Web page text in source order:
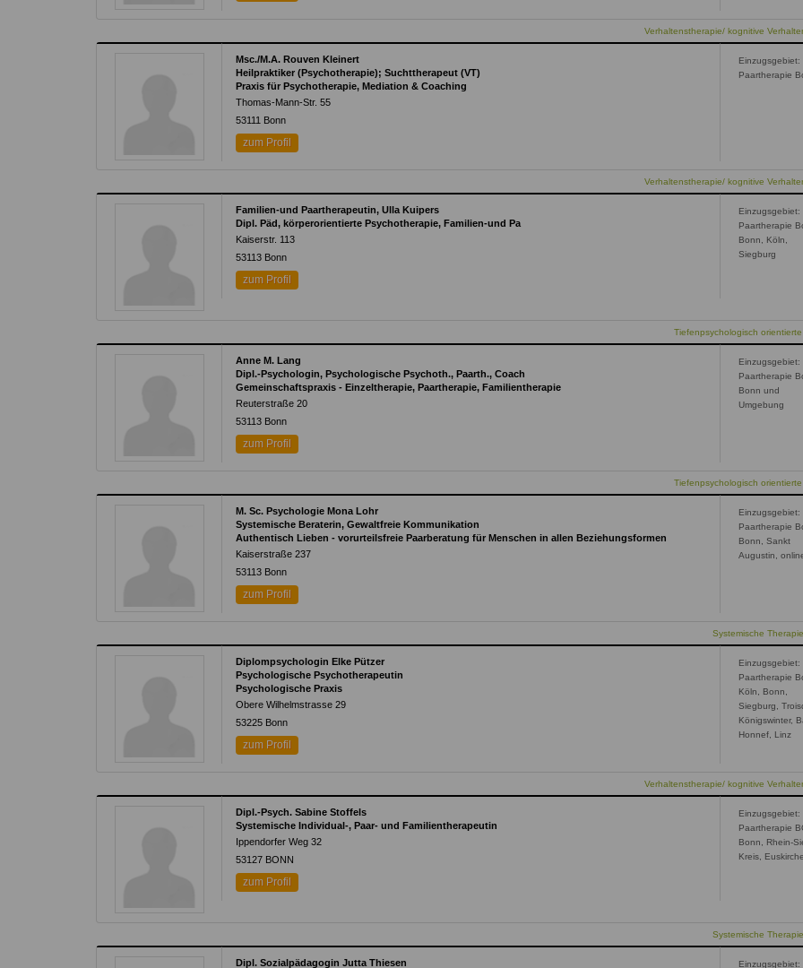
Verhaltenstherapie/ kognitive
Msc./M.A. Rouven Kleinert
Heilpraktiker (Psychotherapie); Suchttherapeut (VT)
Praxis für Psychotherapie, Mediation & Coaching
Thomas-Mann-Str. 55
53111
Bonn
zum Profil
Einzugsgebiet:
Paartherapie
Verhaltenstherapie/ kognitive
Familien-und Paartherapeutin, Ulla Kuipers
Dipl. Päd, körperorientierte Psychotherapie, Familien-und Pa
Kaiserstr. 113
53113 Bonn
zum Profil
Einzugsgebiet:
Paartherapie
Bonn, Köln,
Siegburg
Tiefenpsychologisch
Anne M. Lang
Dipl.-Psychologin, Psychologische Psychoth., Paarth., Coach
Gemeinschaftspraxis - Einzeltherapie, Paartherapie, Familientherapie
Reuterstraße 20
53113 Bonn
zum Profil
Einzugsgebiet:
Paartherapie
Bonn und
Umgebung
Tiefenpsychologisch
M. Sc. Psychologie Mona Lohr
Systemische Beraterin, Gewaltfreie Kommunikation
Authentisch Lieben - vorurteilsfreie Paarberatung für Menschen in allen Beziehungsformen
Kaiserstraße 237
53113 Bonn
zum Profil
Einzugsgebiet:
Paartherapie
Bonn, Sankt
Augustin,
Systemische
Diplompsychologin Elke Pützer
Psychologische Psychotherapeutin
Psychologische Praxis
Obere Wilhelmstrasse 29
53225 Bonn
zum Profil
Einzugsgebiet:
Paartherapie
Köln, Bonn,
Siegburg,
Königswinter,
Honnef, Linz
Verhaltenstherapie/ kognitive
Dipl.-Psych. Sabine Stoffels
Systemische Individual-, Paar- und Familientherapeutin
Ippendorfer Weg 32
53127 BONN
zum Profil
Einzugsgebiet:
Paartherapie
Bonn, Rhein-
Kreis,
Systemische
Dipl. Sozialpädagogin Jutta Thiesen Einzugsgebiet: